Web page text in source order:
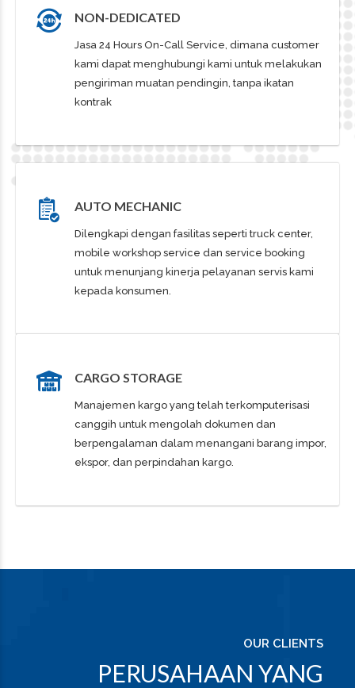
NON-DEDICATED
Jasa 24 Hours On-Call Service, dimana customer
kami dapat menghubungi kami untuk melakukan
pengiriman muatan pendingin, tanpa ikatan
kontrak
AUTO MECHANIC
Dilengkapi dengan fasilitas seperti truck center,
mobile workshop service dan service booking
untuk menunjang kinerja pelayanan servis kami
kepada konsumen.
CARGO STORAGE
Manajemen kargo yang telah terkomputerisasi
canggih untuk mengolah dokumen dan
berpengalaman dalam menangani barang impor,
ekspor, dan perpindahan kargo.
OUR CLIENTS
PERUSAHAAN YANG